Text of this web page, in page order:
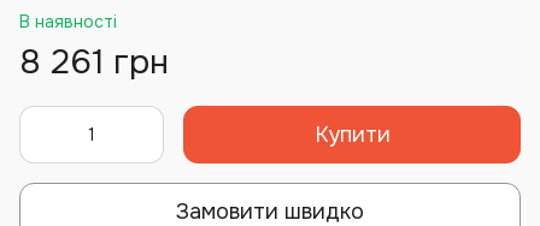
В наявності
8 261 грн
Купити
Замовити швидко